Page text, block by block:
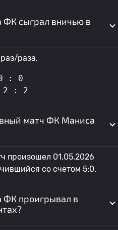
ФК сыграл вничью в
раза.
: 0
2 : 2
матч ФК Маниса
произошел 01.05.2026
со счетом 5:0.
ФК проигрывал в